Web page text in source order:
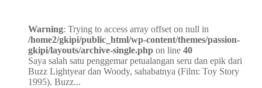
Warning: Trying to access array offset on null in
/home2/gkipi/public_html/wp-content/themes/passion-
gkipi/layouts/archive-single.php on line 40
Saya salah satu penggemar petualangan seru dan epik dari
Buzz Lightyear dan Woody, sahabatnya (Film: Toy Story
1995). Buzz...